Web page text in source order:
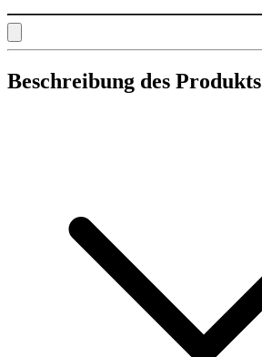
Beschreibung des Produkts